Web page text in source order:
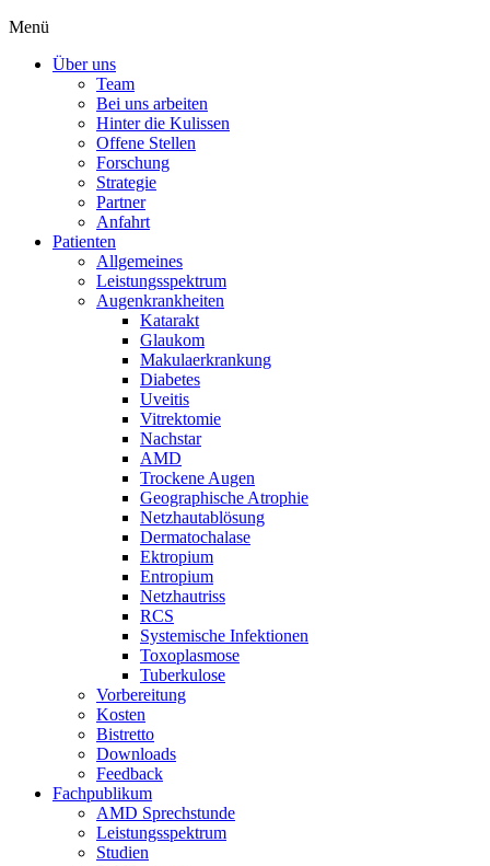
Menü
Über uns
Team
Bei uns arbeiten
Hinter die Kulissen
Offene Stellen
Forschung
Strategie
Partner
Anfahrt
Patienten
Allgemeines
Leistungsspektrum
Augenkrankheiten
Katarakt
Glaukom
Makulaerkrankung
Diabetes
Uveitis
Vitrektomie
Nachstar
AMD
Trockene Augen
Geographische Atrophie
Netzhautablösung
Dermatochalase
Ektropium
Entropium
Netzhautriss
RCS
Systemische Infektionen
Toxoplasmose
Tuberkulose
Vorbereitung
Kosten
Bistretto
Downloads
Feedback
Fachpublikum
AMD Sprechstunde
Leistungsspektrum
Studien